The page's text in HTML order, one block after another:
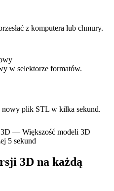
z komputera lub chmury.
w selektorze formatów.
plik STL w kilka sekund.
— Większość modeli 3D
5 sekund
3D na każdą